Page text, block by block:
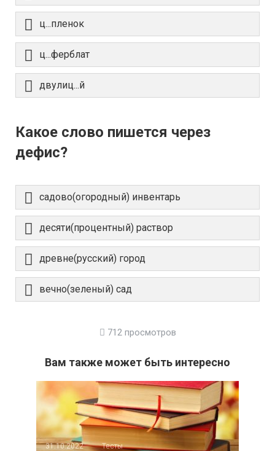
ц...пленок
ц...ферблат
двулиц...й
Какое слово пишется через
дефис?
садово(огородный) инвентарь
десяти(процентный) раствор
древне(русский) город
вечно(зеленый) сад
712 просмотров
Вам также может быть интересно
31.10.2022
Тесты